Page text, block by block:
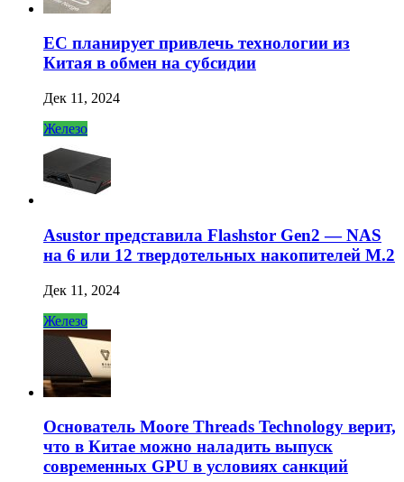
ЕС планирует привлечь технологии из
Китая в обмен на субсидии
Дек 11, 2024
Железо
Asustor представила Flashstor Gen2 — NAS
на 6 или 12 твердотельных накопителей M.2
Дек 11, 2024
Железо
Основатель Moore Threads Technology верит,
что в Китае можно наладить выпуск
современных GPU в условиях санкций